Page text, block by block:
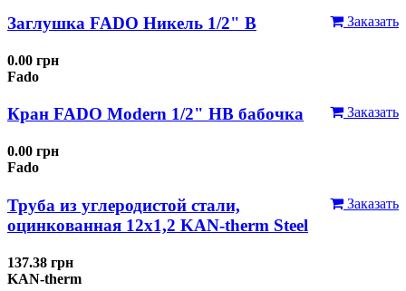
Заказать
Заглушка FADO Никель 1/2" В
0.00 грн
Fado
Заказать
Кран FADO Modern 1/2" НВ бабочка
0.00 грн
Fado
Заказать
Труба из углеродистой стали,
оцинкованная 12x1,2 KAN-therm Steel
137.38 грн
KAN-therm